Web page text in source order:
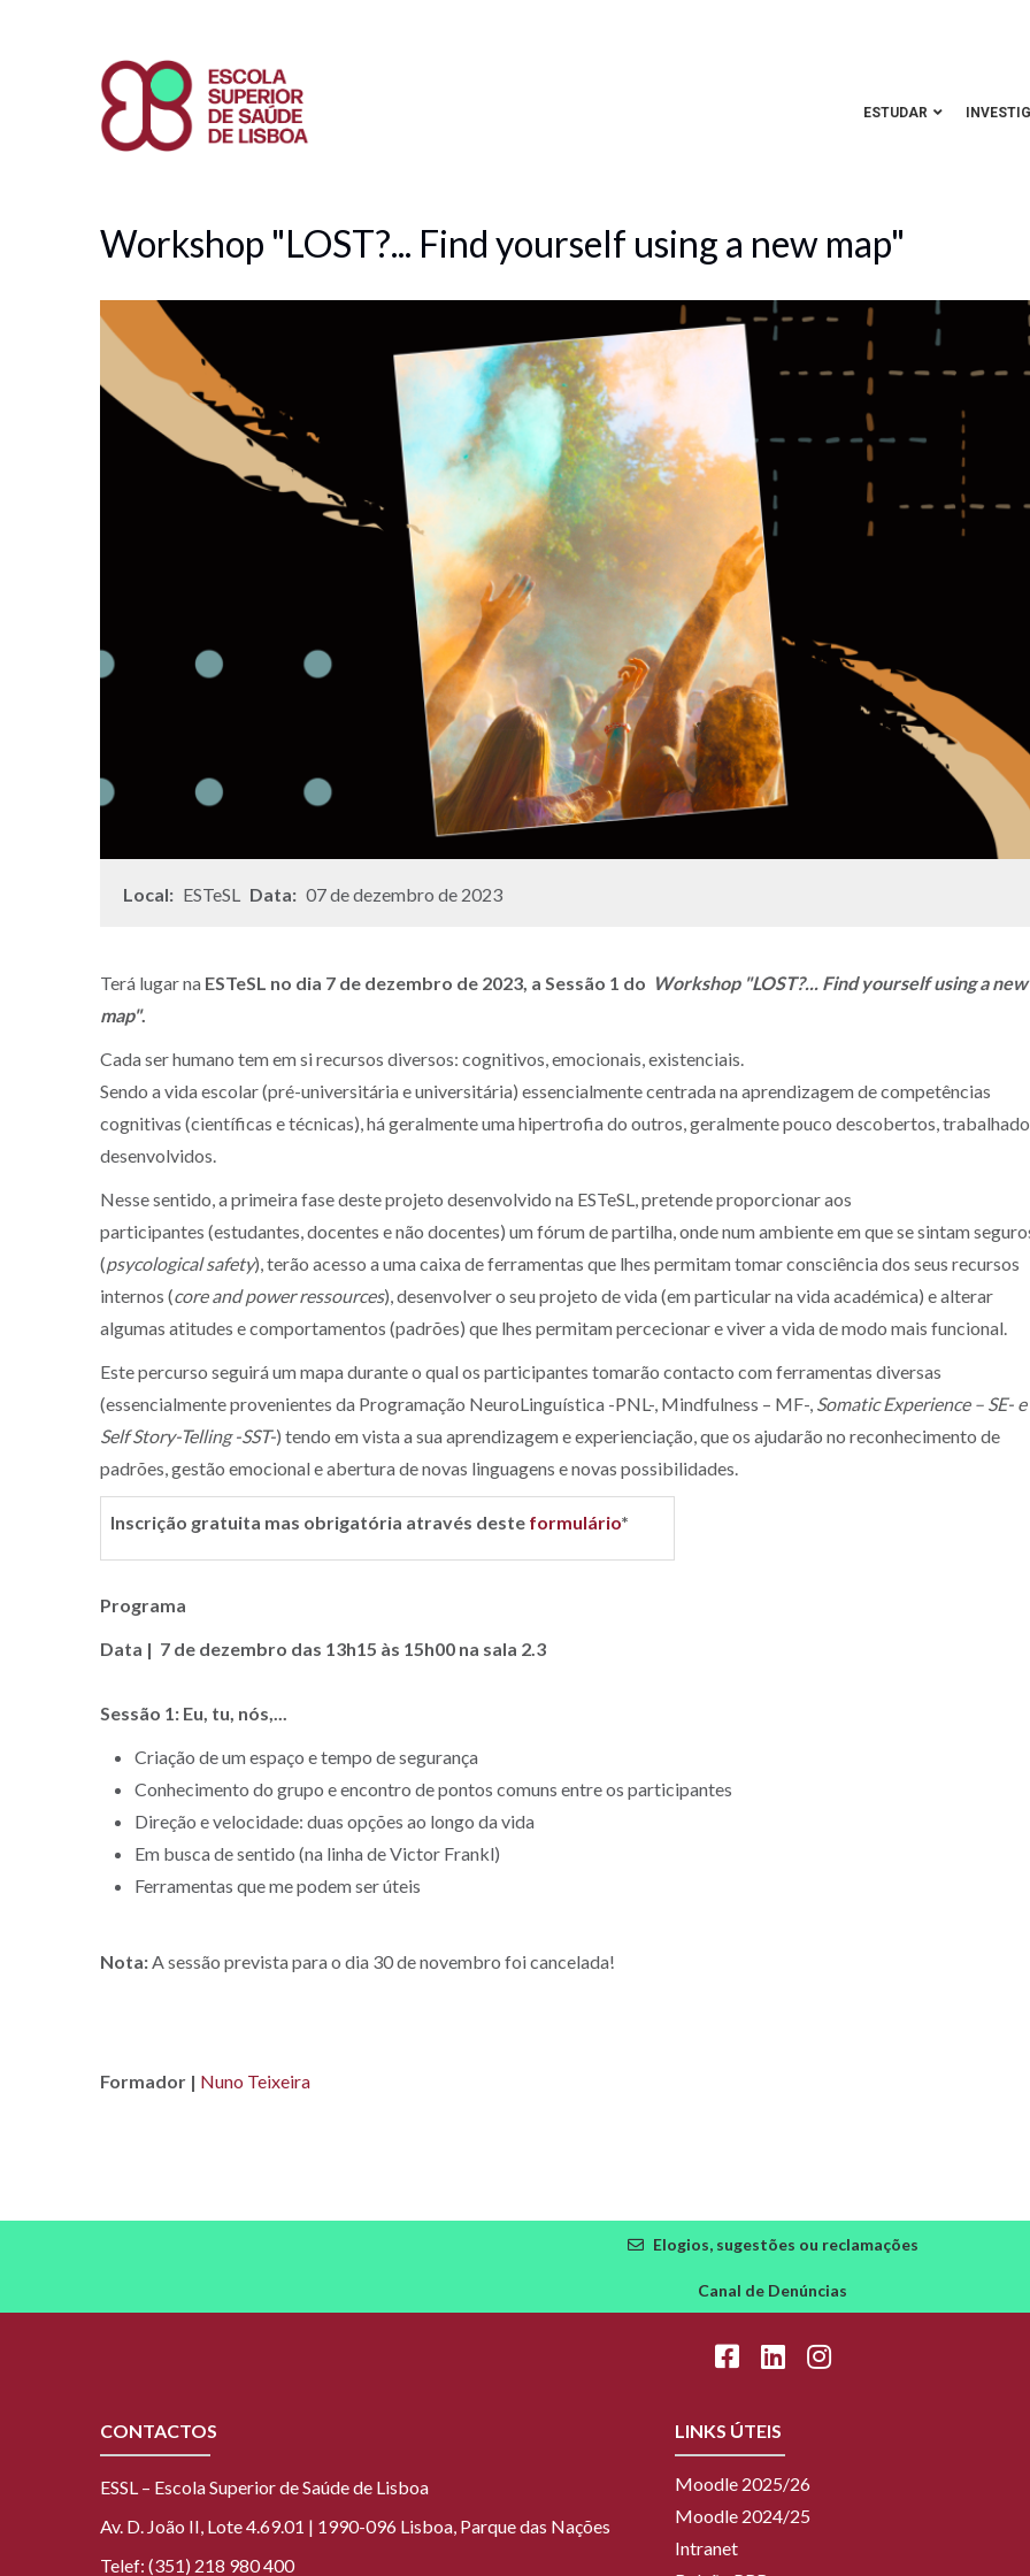
ESTUDAR
Workshop "LOST?... Find yourself using a new map"
Local: ESTeSL Data: 07 de dezembro de 2023
Terá lugar na ESTeSL no dia 7 de dezembro de 2023, a Sessão 1 do Workshop "LOST?... Find yourself using a new
map".
Cada ser humano tem em si recursos diversos: cognitivos, emocionais, existenciais.
Sendo a vida escolar (pré-universitária e universitária) essencialmente centrada na aprendizagem de competências
cognitivas (científicas e técnicas), há geralmente uma hipertrofia do outros, geralmente pouco descobertos,
desenvolvidos.
Nesse sentido, a primeira fase deste projeto desenvolvido na ESTeSL, pretende proporcionar aos
participantes (estudantes, docentes e não docentes) um fórum de partilha, onde num ambiente em que se sintam
(psycological safety), terão acesso a uma caixa de ferramentas que lhes permitam tomar consciência dos seus recursos
internos (core and power ressources), desenvolver o seu projeto de vida (em particular na vida académica) e alterar
algumas atitudes e comportamentos (padrões) que lhes permitam percecionar e viver a vida de modo mais funcional.
Este percurso seguirá um mapa durante o qual os participantes tomarão contacto com ferramentas diversas
(essencialmente provenientes da Programação NeuroLinguística -PNL-, Mindfulness – MF-, Somatic Experience – SE- e
Self Story-Telling -SST-) tendo em vista a sua aprendizagem e experienciação, que os ajudarão no reconhecimento de
padrões, gestão emocional e abertura de novas linguagens e novas possibilidades.
Inscrição gratuita mas obrigatória através deste formulário*
Programa
Data | 7 de dezembro das 13h15 às 15h00 na sala 2.3
Sessão 1: Eu, tu, nós,...
Criação de um espaço e tempo de segurança
Conhecimento do grupo e encontro de pontos comuns entre os participantes
Direção e velocidade: duas opções ao longo da vida
Em busca de sentido (na linha de Victor Frankl)
Ferramentas que me podem ser úteis
Nota:A sessão prevista para o dia 30 de novembro foi cancelada!
Formador | Nuno Teixeira
Elogios, sugestões ou reclamações
Canal de Denúncias
CONTACTOS
ESSL – Escola Superior de Saúde de Lisboa
Av. D. João II, Lote 4.69.01 | 1990-096 Lisboa, Parque das Nações
Telef: (351) 218 980 400
LINKS ÚTEIS
Moodle 2025/26
Moodle 2024/25
Intranet